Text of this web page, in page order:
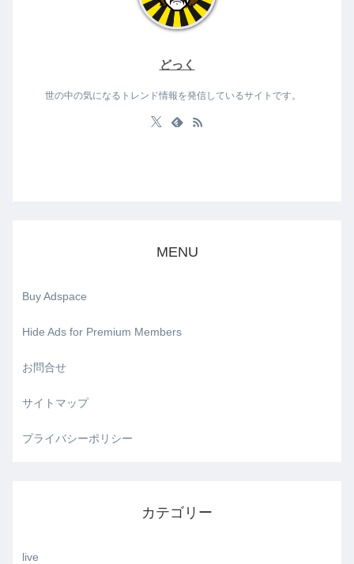
どっく
世の中の気になるトレンド情報を発信しているサイトです。
MENU
Buy Adspace
Hide Ads for Premium Members
お問合せ
サイトマップ
プライバシーポリシー
カテゴリー
live